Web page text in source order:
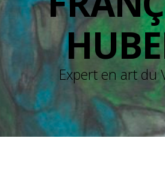
Expert en art du